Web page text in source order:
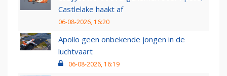
Castlelake haakt af
06-08-2026, 16:20
Apollo geen onbekende jongen in de
luchtvaart
06-08-2026, 16:19